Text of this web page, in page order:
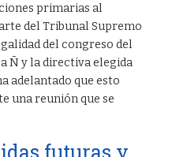
primarias al
del Tribunal Supremo
del congreso del
Ñ y la directiva elegida
adelantado que esto
una reunión que se
futuras y